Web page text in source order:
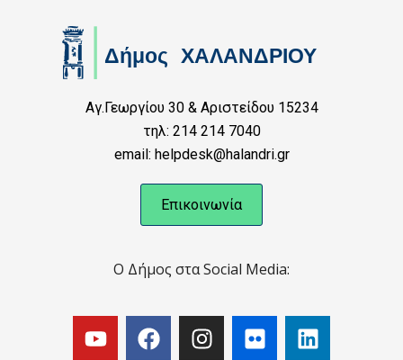
Αγ.Γεωργίου 30 & Αριστείδου 15234
τηλ: 214 214 7040
email: helpdesk@halandri.gr
Επικοινωνία
Ο Δήμος στα Social Media: